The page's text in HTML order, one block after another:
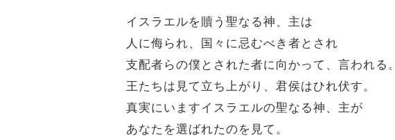
イスラエルを贖う聖なる神、主は
人に侮られ、国々に忌むべき者とされ
支配者らの僕とされた者に向かって、言われる。
王たちは見て立ち上がり、君侯はひれ伏す。
真実にいますイスラエルの聖なる神、主が
あなたを選ばれたのを見て。